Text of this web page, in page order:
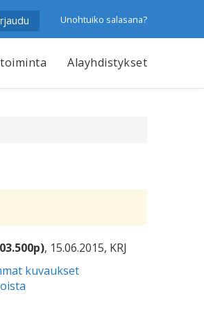
Unohtuiko salasana?
Alayhdistykset
, 15.06.2015, KRJ
kuvaukset